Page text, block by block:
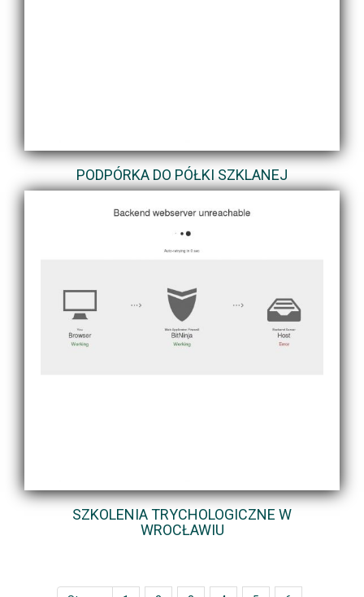
PODPÓRKA DO PÓŁKI SZKLANEJ
SZKOLENIA TRYCHOLOGICZNE W
WROCŁAWIU